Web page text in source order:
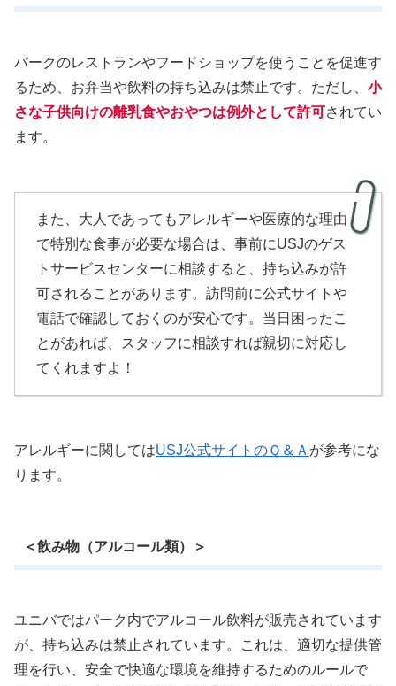
パークのレストランやフードショップを使うことを促進す
るため、お弁当や飲料の持ち込みは禁止です。ただし、 小
さな子供向けの離乳食やおやつは例外として許可されてい
ます。
また、大人であってもアレルギーや医療的な理由
で特別な食事が必要な場合は、事前にUSJのゲス
トサービスセンターに相談すると、持ち込みが許
可されることがあります。訪問前に公式サイトや
電話で確認しておくのが安心です。当日困ったこ
とがあれば、スタッフに相談すれば親切に対応し
てくれますよ！
アレルギーに関してはUSJ公式サイトのＱ＆Ａ が参考にな
ります。
＜飲み物（アルコール類）＞
ユニバではパーク内でアルコール飲料が販売されています
が、持ち込みは禁止されています。これは、適切な提供管
理を行い、安全で快適な環境を維持するためのルールで